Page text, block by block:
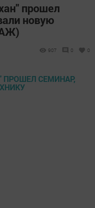
прошел
новую
907 0 0